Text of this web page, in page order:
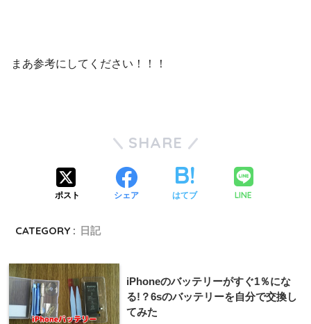
まあ参考にしてください！！！
SHARE
ポスト シェア はてブ LINE
CATEGORY : 日記
iPhoneのバッテリーがすぐ1％にな
る!？6sのバッテリーを自分で交換し
てみた